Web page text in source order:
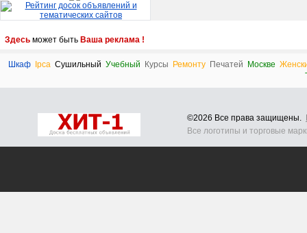
Здесь может быть Ваша реклама !
Шкаф Ipca Сушильный Учебный Курсы Ремонту Печатей Москве
©2026 Все права защищены.
Все логотипы и торговые